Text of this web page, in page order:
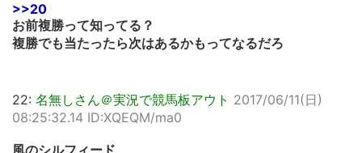
>>20
お前複勝って知ってる？
複勝でも当たったら次はあるかもってなるだろ
22: 名無しさん＠実況で競馬板アウト 2017/06/11(日)
08:25:32.14 ID:XQEQM/ma0
風のシルフィード